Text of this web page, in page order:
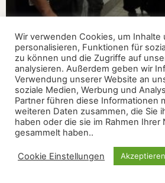
Wir verwenden Cookies, um Inhalte
personalisieren, Funktionen für
zu können und die Zugriffe auf
analysieren. Außerdem geben wir
Verwendung unserer Website an
soziale Medien, Werbung und
Partner führen diese Informationen
weiteren Daten zusammen, die Sie
haben oder die sie im Rahmen
gesammelt haben..
Cookie Einstellungen Akzeptieren